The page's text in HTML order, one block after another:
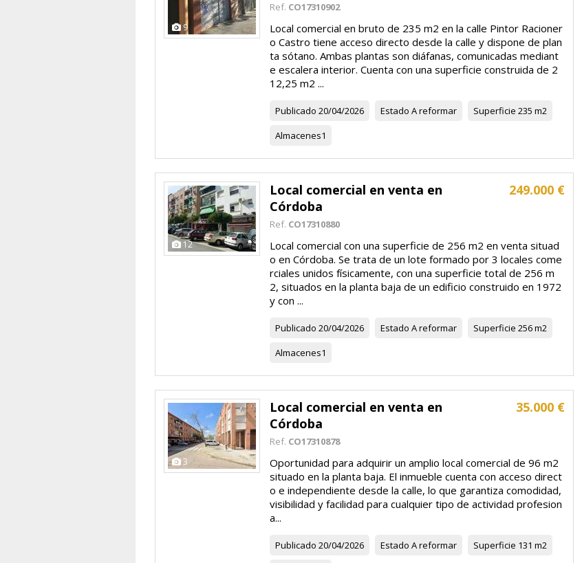
9
Ref. CO17310902
Local comercial en bruto de 235 m2 en la calle Pintor Racioner
o Castro tiene acceso directo desde la calle y dispone de plan
ta sótano. Ambas plantas son diáfanas, comunicadas mediant
e escalera interior. Cuenta con una superficie construida de 2
12,25 m2 ...
Publicado 20/04/2026 Estado A reformar Superficie 235 m2
Almacenes1
12
249.000 €
Local comercial en venta en
Córdoba
Ref. CO17310880
Local comercial con una superficie de 256 m2 en venta situad
o en Córdoba. Se trata de un lote formado por 3 locales come
rciales unidos físicamente, con una superficie total de 256 m
2, situados en la planta baja de un edificio construido en 1972
y con ...
Publicado 20/04/2026 Estado A reformar Superficie 256 m2
Almacenes1
3
35.000 €
Local comercial en venta en
Córdoba
Ref. CO17310878
Oportunidad para adquirir un amplio local comercial de 96 m2
situado en la planta baja. El inmueble cuenta con acceso direct
o e independiente desde la calle, lo que garantiza comodidad,
visibilidad y facilidad para cualquier tipo de actividad profesion
a...
Publicado 20/04/2026 Estado A reformar Superficie 131 m2